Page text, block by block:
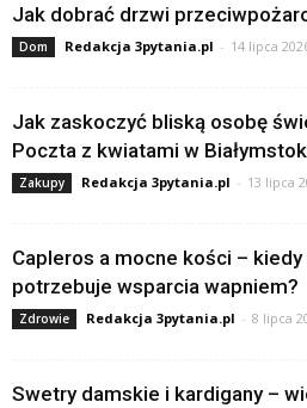
Jak dobrać drzwi
Dom Redakcja 3pytania.pl - 14 lipca
Jak zaskoczyć bliską osobę
Poczta z kwiatami w
Zakupy Redakcja 3pytania.pl - 13 lipca
Capleros a mocne kości –
potrzebuje wsparcia wapniem?
Zdrowie Redakcja 3pytania.pl - 8 lipca
Swetry damskie i kardigany –